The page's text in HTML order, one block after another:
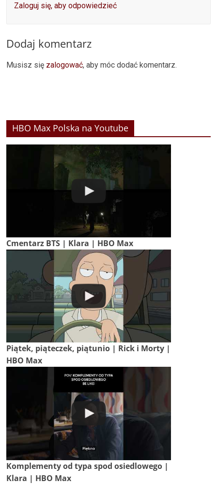
Zaloguj się, aby odpowiedzieć
Dodaj komentarz
Musisz się zalogować, aby móc dodać komentarz.
HBO Max Polska na Youtube
Cmentarz BTS | Klara | HBO Max
Piątek, piąteczek, piątunio | Rick i Morty |
HBO Max
Komplementy od typa spod osiedlowego |
Klara | HBO Max